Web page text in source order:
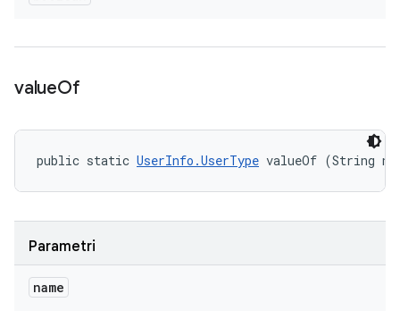
valueOf
public static UserInfo.UserType valueOf (String
Parametri
name